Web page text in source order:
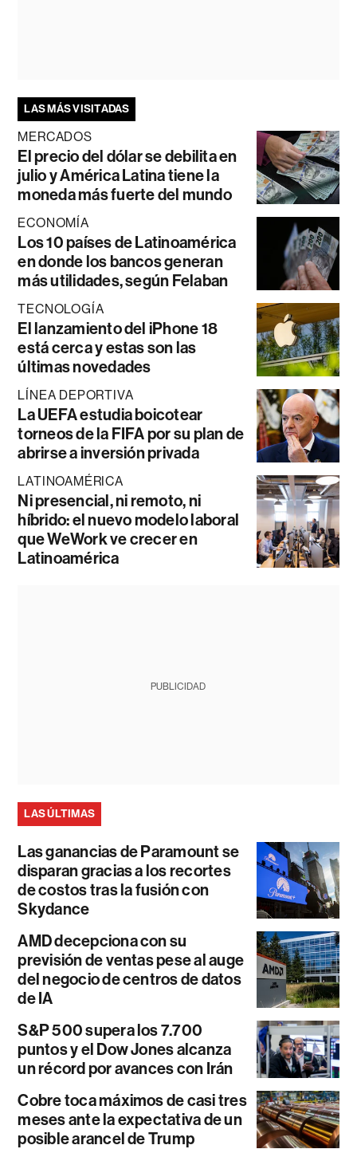
LAS MÁS VISITADAS
MERCADOS
El precio del dólar se debilita en
julio y América Latina tiene la
moneda más fuerte del mundo
ECONOMÍA
Los 10 países de Latinoamérica
en donde los bancos generan
más utilidades, según Felaban
TECNOLOGÍA
El lanzamiento del iPhone 18
está cerca y estas son las
últimas novedades
LÍNEA DEPORTIVA
La UEFA estudia boicotear
torneos de la FIFA por su plan de
abrirse a inversión privada
LATINOAMÉRICA
Ni presencial, ni remoto, ni
híbrido: el nuevo modelo laboral
que WeWork ve crecer en
Latinoamérica
PUBLICIDAD
LAS ÚLTIMAS
Las ganancias de Paramount se
disparan gracias a los recortes
de costos tras la fusión con
Skydance
AMD decepciona con su
previsión de ventas pese al auge
del negocio de centros de datos
de IA
S&P 500 supera los 7.700
puntos y el Dow Jones alcanza
un récord por avances con Irán
Cobre toca máximos de casi tres
meses ante la expectativa de un
posible arancel de Trump